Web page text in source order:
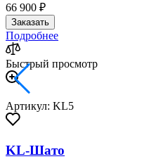
66 900 ₽
Заказать
Подробнее
Быстрый просмотр
Артикул: KL5
KL-Шато